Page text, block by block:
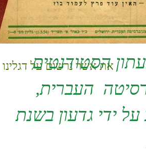
את אשר נרשום על דגלינו
הסטודנטים
העברית,
ידי גדעון בשנת